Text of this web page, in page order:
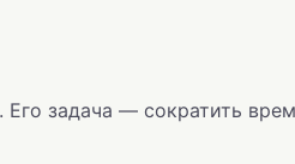
задача — сократить